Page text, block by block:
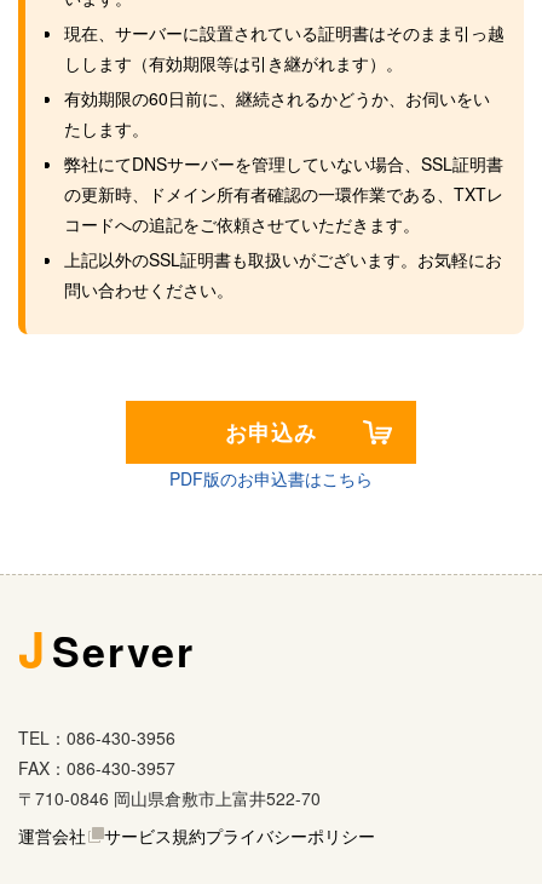
現在、サーバーに設置されている証明書はそのまま引っ越
しします（有効期限等は引き継がれます）。
有効期限の60日前に、継続されるかどうか、お伺いをい
たします。
弊社にてDNSサーバーを管理していない場合、SSL証明書
の更新時、ドメイン所有者確認の一環作業である、TXTレ
コードへの追記をご依頼させていただきます。
上記以外のSSL証明書も取扱いがございます。お気軽にお
問い合わせください。
お申込み
PDF版のお申込書はこちら
JServer
TEL：086-430-3956
FAX：086-430-3957
〒710-0846 岡山県倉敷市上富井522-70
運営会社
サービス規約プライバシーポリシー